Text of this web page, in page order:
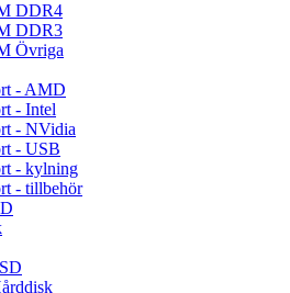
DDR4
DDR3
Övriga
- AMD
- Intel
- NVidia
- USB
- kylning
- tillbehör